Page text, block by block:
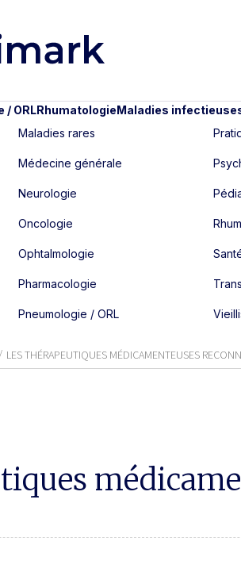
/ ORLRhumatologieMaladies
Maladies rares
Médecine générale
Neurologie
Oncologie
Ophtalmologie
Pharmacologie
Pneumologie / ORL
LES THÉRAPEUTIQUES MÉDICAMENTEUSES